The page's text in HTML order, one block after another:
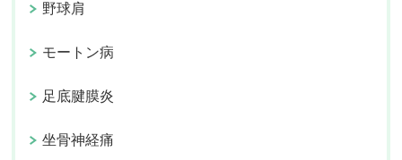
野球肩
モートン病
足底腱膜炎
坐骨神経痛